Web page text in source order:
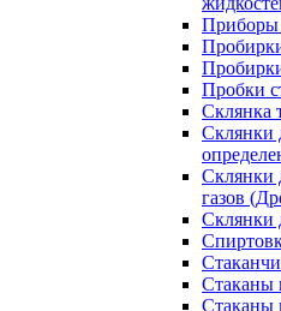
Приборы
Пробки
Склянка
Склянки
Склянки
газов
Склянки
Стаканы
Стаканы